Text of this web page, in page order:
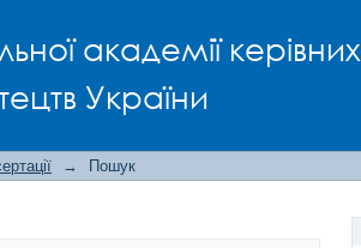
академії керівних
України
→ Пошук